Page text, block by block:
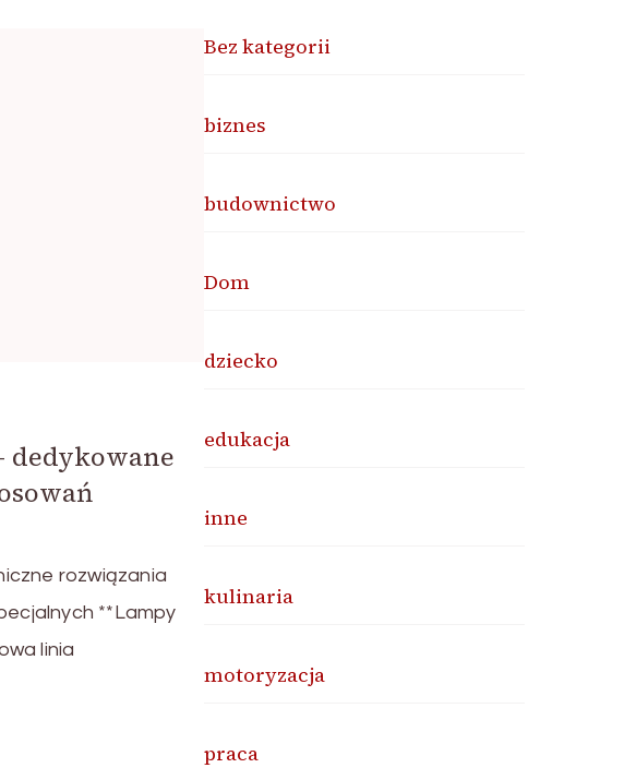
dedykowane
rozwiązania
**Lampy
linia
Bez kategorii
biznes
budownictwo
Dom
dziecko
edukacja
inne
kulinaria
motoryzacja
praca